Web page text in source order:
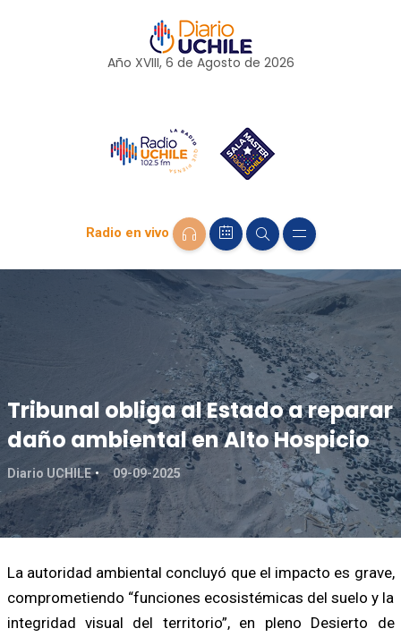
Año XVIII, 6 de Agosto de 2026
Radio en vivo
Tribunal obliga al Estado a reparar
daño ambiental en Alto Hospicio
Diario UCHILE 09-09-2025
La autoridad ambiental concluyó que el impacto es grave,
comprometiendo “funciones ecosistémicas del suelo y la
integridad visual del territorio”, en pleno Desierto de